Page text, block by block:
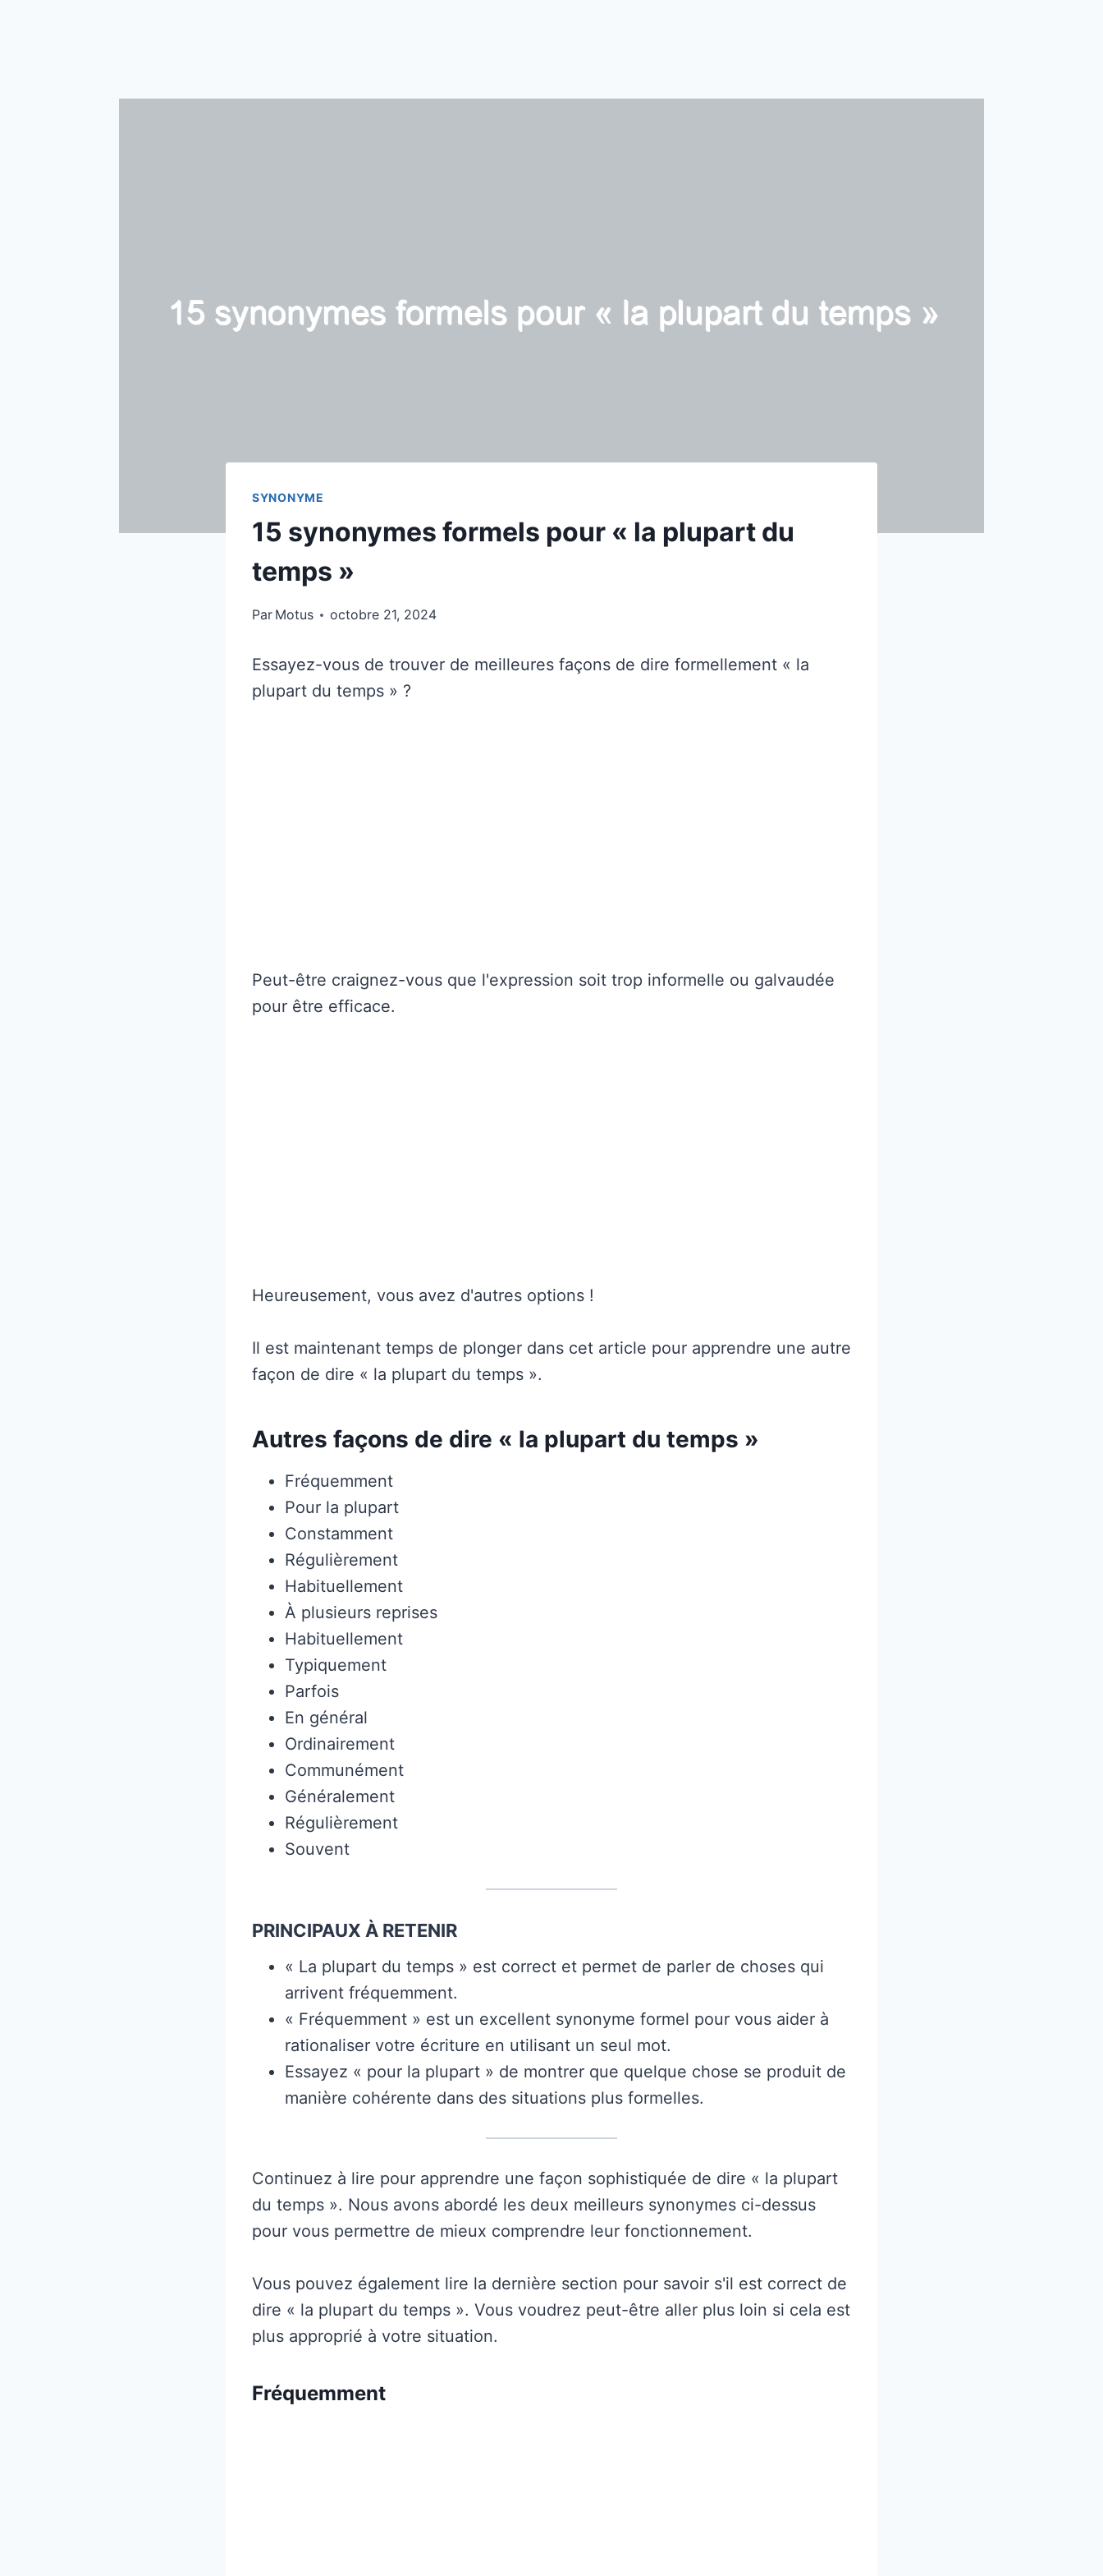
SYNONYME
15 synonymes formels pour « la plupart du
temps »
Par Motus octobre 21, 2024
Essayez-vous de trouver de meilleures façons de dire formellement « la
plupart du temps » ?
Peut-être craignez-vous que l'expression soit trop informelle ou galvaudée
pour être efficace.
Heureusement, vous avez d'autres options !
Il est maintenant temps de plonger dans cet article pour apprendre une autre
façon de dire « la plupart du temps ».
Autres façons de dire « la plupart du temps »
Fréquemment
Pour la plupart
Constamment
Régulièrement
Habituellement
À plusieurs reprises
Habituellement
Typiquement
Parfois
En général
Ordinairement
Communément
Généralement
Régulièrement
Souvent
PRINCIPAUX À RETENIR
« La plupart du temps » est correct et permet de parler de choses qui
arrivent fréquemment.
« Fréquemment » est un excellent synonyme formel pour vous aider à
rationaliser votre écriture en utilisant un seul mot.
Essayez « pour la plupart » de montrer que quelque chose se produit de
manière cohérente dans des situations plus formelles.
Continuez à lire pour apprendre une façon sophistiquée de dire « la plupart
du temps ». Nous avons abordé les deux meilleurs synonymes ci-dessus
pour vous permettre de mieux comprendre leur fonctionnement.
Vous pouvez également lire la dernière section pour savoir s'il est correct de
dire « la plupart du temps ». Vous voudrez peut-être aller plus loin si cela est
plus approprié à votre situation.
Fréquemment